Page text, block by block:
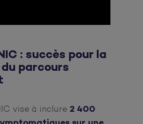
: succès pour la
parcours
vise à inclure 2 400